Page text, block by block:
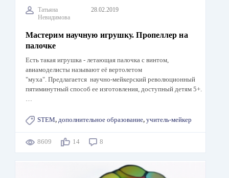
Татьяна
Невидимова
28.02.2019
Мастерим научную игрушку. Пропеллер на
палочке
Есть такая игрушка - летающая палочка с винтом,
авиамоделисты называют её вертолетом
"муха". Предлагается научно-мейкерский революционный
пятиминутный способ ее изготовления, доступный детям 5+.
…
STEM, дополнительное образование, учитель-мейкер
8609 14 8